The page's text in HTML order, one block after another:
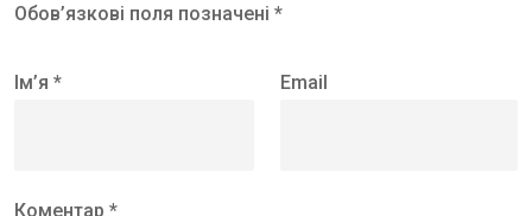
Обов’язкові поля позначені *
Ім’я * Email
Коментар *